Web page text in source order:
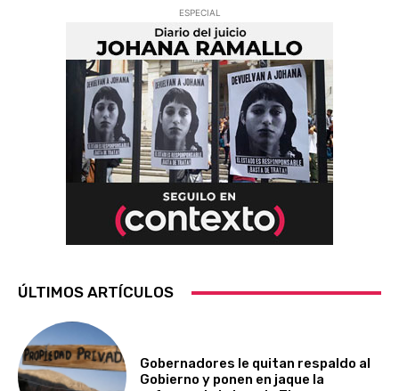
ESPECIAL
ÚLTIMOS ARTÍCULOS
Gobernadores le quitan respaldo al
Gobierno y ponen en jaque la